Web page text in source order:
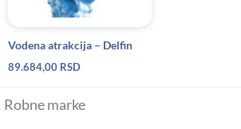
Vodena atrakcija – Delfin
89.684,00 RSD
Robne marke